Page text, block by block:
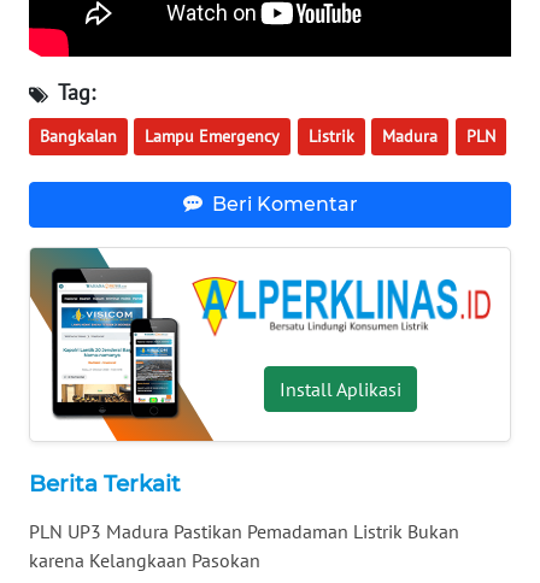
Tag:
Bangkalan Lampu Emergency Listrik Madura PLN
Beri Komentar
Install Aplikasi
Berita Terkait
PLN UP3 Madura Pastikan Pemadaman Listrik Bukan
karena Kelangkaan Pasokan
WN
KALSEL
WN
KALTIM
WN
GORONTALO
WN
SULUT
WN
WN